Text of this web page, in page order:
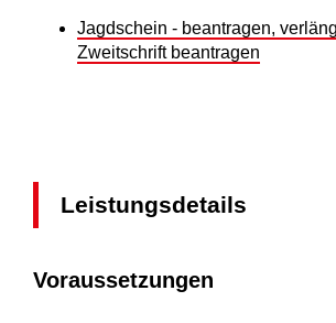
Jagdschein - beantragen,
Zweitschrift beantragen
Leistungsdetails
Voraussetzungen